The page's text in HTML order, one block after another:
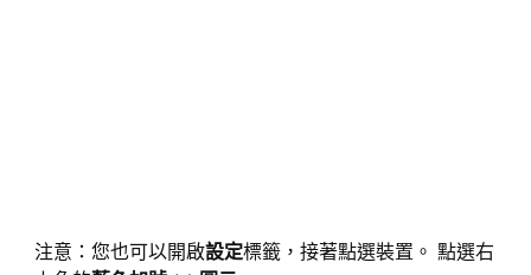
注意：您也可以開啟設定標籤，接著點選裝置。 點選右